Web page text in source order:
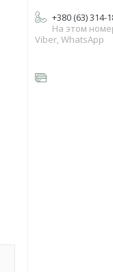
+380 (63) 314-
На этом
Viber, WhatsApp